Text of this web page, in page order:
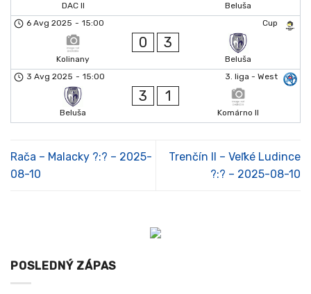
DAC II
Beluša
Cup
6 Avg 2025 - 15:00
Kolinany
0 3
Beluša
3. liga - West
3 Avg 2025 - 15:00
Beluša
3 1
Komárno II
Rača – Malacky ?:? – 2025-
08-10
Trenčín II – Veľké Ludince
?:? – 2025-08-10
POSLEDNÝ ZÁPAS